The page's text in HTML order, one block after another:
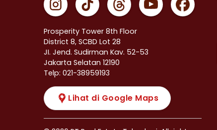
Prosperity Tower 8th Floor
District 8, SCBD Lot 28
JI. Jend. Sudirman Kav. 52-53
Jakarta Selatan 12190
Telp: 021-38959193
Lihat di Google Maps